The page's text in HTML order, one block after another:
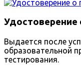
Выдается после
образовательной
тестирования.